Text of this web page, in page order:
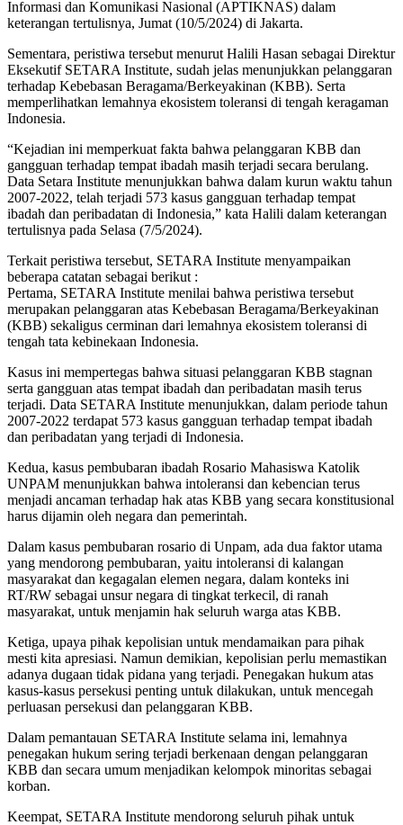
Informasi dan Komunikasi Nasional (APTIKNAS) dalam
keterangan tertulisnya, Jumat (10/5/2024) di Jakarta.
Sementara, peristiwa tersebut menurut Halili Hasan sebagai Direktur
Eksekutif SETARA Institute, sudah jelas menunjukkan pelanggaran
terhadap Kebebasan Beragama/Berkeyakinan (KBB). Serta
memperlihatkan lemahnya ekosistem toleransi di tengah keragaman
Indonesia.
“Kejadian ini memperkuat fakta bahwa pelanggaran KBB dan
gangguan terhadap tempat ibadah masih terjadi secara berulang.
Data Setara Institute menunjukkan bahwa dalam kurun waktu tahun
2007-2022, telah terjadi 573 kasus gangguan terhadap tempat
ibadah dan peribadatan di Indonesia,” kata Halili dalam keterangan
tertulisnya pada Selasa (7/5/2024).
Terkait peristiwa tersebut, SETARA Institute menyampaikan
beberapa catatan sebagai berikut :
Pertama, SETARA Institute menilai bahwa peristiwa tersebut
merupakan pelanggaran atas Kebebasan Beragama/Berkeyakinan
(KBB) sekaligus cerminan dari lemahnya ekosistem toleransi di
tengah tata kebinekaan Indonesia.
Kasus ini mempertegas bahwa situasi pelanggaran KBB stagnan
serta gangguan atas tempat ibadah dan peribadatan masih terus
terjadi. Data SETARA Institute menunjukkan, dalam periode tahun
2007-2022 terdapat 573 kasus gangguan terhadap tempat ibadah
dan peribadatan yang terjadi di Indonesia.
Kedua, kasus pembubaran ibadah Rosario Mahasiswa Katolik
UNPAM menunjukkan bahwa intoleransi dan kebencian terus
menjadi ancaman terhadap hak atas KBB yang secara konstitusional
harus dijamin oleh negara dan pemerintah.
Dalam kasus pembubaran rosario di Unpam, ada dua faktor utama
yang mendorong pembubaran, yaitu intoleransi di kalangan
masyarakat dan kegagalan elemen negara, dalam konteks ini
RT/RW sebagai unsur negara di tingkat terkecil, di ranah
masyarakat, untuk menjamin hak seluruh warga atas KBB.
Ketiga, upaya pihak kepolisian untuk mendamaikan para pihak
mesti kita apresiasi. Namun demikian, kepolisian perlu memastikan
adanya dugaan tidak pidana yang terjadi. Penegakan hukum atas
kasus-kasus persekusi penting untuk dilakukan, untuk mencegah
perluasan persekusi dan pelanggaran KBB.
Dalam pemantauan SETARA Institute selama ini, lemahnya
penegakan hukum sering terjadi berkenaan dengan pelanggaran
KBB dan secara umum menjadikan kelompok minoritas sebagai
korban.
Keempat, SETARA Institute mendorong seluruh pihak untuk